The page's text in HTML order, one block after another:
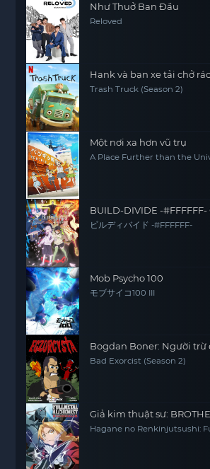
Như Thuở Ban Đầu
Reloved
Hank và bạn xe tải chở
Trash Truck (Season 2)
Một nơi xa hơn vũ trụ
A Place Further than the
BUILD-DIVIDE -#FFFFFF-
ビルディバイド -#FFFFFF-
Mob Psycho 100
モブサイコ100 III
Bogdan Boner: Người trừ
Bad Exorcist (Season 2)
Giả kim thuật sư:
Hagane no Renkinjutsushi: